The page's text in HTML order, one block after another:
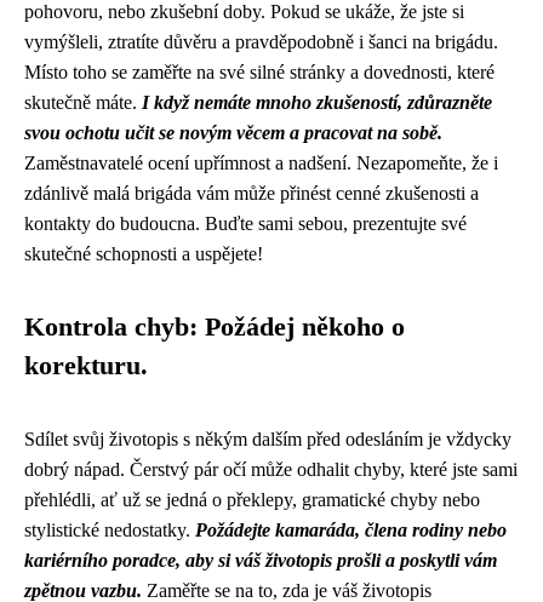
pohovoru, nebo zkušební doby. Pokud se ukáže, že jste si
vymýšleli, ztratíte důvěru a pravděpodobně i šanci na brigádu.
Místo toho se zaměřte na své silné stránky a dovednosti, které
skutečně máte. I když nemáte mnoho zkušeností, zdůrazněte
svou ochotu učit se novým věcem a pracovat na sobě.
Zaměstnavatelé ocení upřímnost a nadšení. Nezapomeňte, že i
zdánlivě malá brigáda vám může přinést cenné zkušenosti a
kontakty do budoucna. Buďte sami sebou, prezentujte své
skutečné schopnosti a uspějete!
Kontrola chyb: Požádej někoho o
korekturu.
Sdílet svůj životopis s někým dalším před odesláním je vždycky
dobrý nápad. Čerstvý pár očí může odhalit chyby, které jste sami
přehlédli, ať už se jedná o překlepy, gramatické chyby nebo
stylistické nedostatky. Požádejte kamaráda, člena rodiny nebo
kariérního poradce, aby si váš životopis prošli a poskytli vám
zpětnou vazbu. Zaměřte se na to, zda je váš životopis